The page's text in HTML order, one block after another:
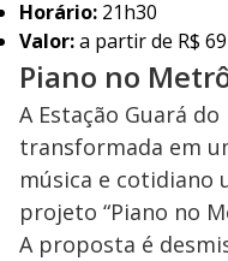
Horário: 21h30
Valor:a partir de R$ 69
Piano no
A Estação Guará
transformada em
música e cotidiano
projeto “Piano no
A proposta é